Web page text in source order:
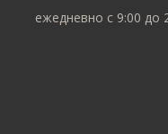
ежедневно с 9:00 до